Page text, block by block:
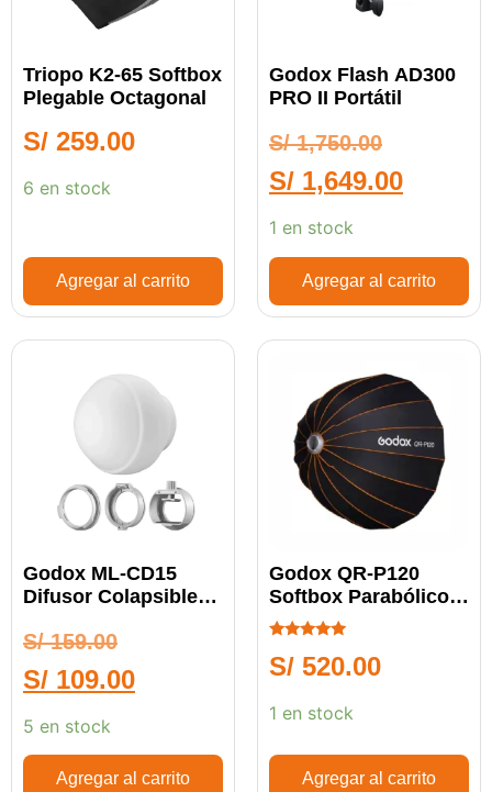
Triopo K2-65 Softbox
Plegable Octagonal
S/ 259.00
6 en stock
Agregar al carrito
Godox Flash AD300
PRO II Portátil
S/1,750.00
S/ 1,649.00
1 en stock
Agregar al carrito
Godox ML-CD15
Difusor Colapsible
S/159.00
S/ 109.00
5 en stock
Agregar al carrito
Godox QR-P120
Softbox Parabólico
Armado Rápido
5.00
de 5
S/ 520.00
1 en stock
Agregar al carrito